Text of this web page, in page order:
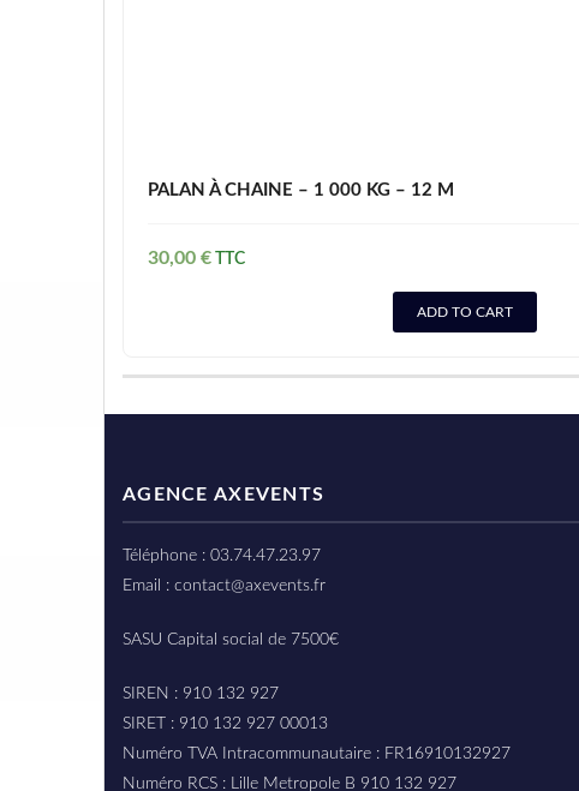
PALAN À CHAINE – 1 000 KG – 12 M
30,00 €
ADD TO CART
AGENCE AXEVENTS
Téléphone : 03.74.47.23.97
Email : contact@axevents.fr
SASU Capital social de 7500€
SIREN : 910 132 927
SIRET : 910 132 927 00013
Numéro TVA Intracommunautaire : FR16910132927
Numéro RCS : Lille Metropole B 910 132 927